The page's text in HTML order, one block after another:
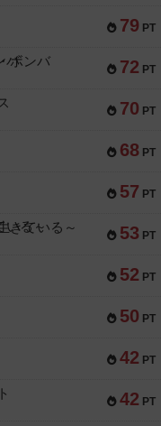
79 PT
72 PT
ボンバ
70 PT
68 PT
57 PT
53 PT
きている～
52 PT
50 PT
42 PT
42 PT